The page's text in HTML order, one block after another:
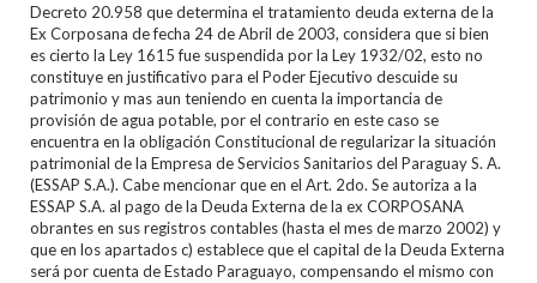
Decreto 20.958 que determina el tratamiento deuda externa de la
Ex Corposana de fecha 24 de Abril de 2003, considera que si bien
es cierto la Ley 1615 fue suspendida por la Ley 1932/02, esto no
constituye en justificativo para el Poder Ejecutivo descuide su
patrimonio y mas aun teniendo en cuenta la importancia de
provisión de agua potable, por el contrario en este caso se
encuentra en la obligación Constitucional de regularizar la situación
patrimonial de la Empresa de Servicios Sanitarios del Paraguay S. A.
(ESSAP S.A.). Cabe mencionar que en el Art. 2do. Se autoriza a la
ESSAP S.A. al pago de la Deuda Externa de la ex CORPOSANA
obrantes en sus registros contables (hasta el mes de marzo 2002) y
que en los apartados c) establece que el capital de la Deuda Externa
será por cuenta de Estado Paraguayo, compensando el mismo con